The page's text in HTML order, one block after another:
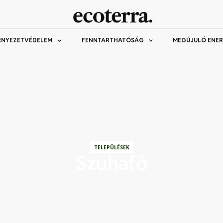
FENNTARTHATÓSÁG MEGÚJULÓ
TELEPÜLÉSEK